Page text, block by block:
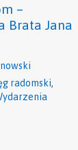
–
Brata Jana
radomski,